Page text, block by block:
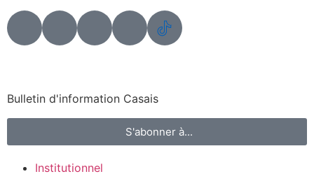
Bulletin d'information Casais
S'abonner à...
Institutionnel